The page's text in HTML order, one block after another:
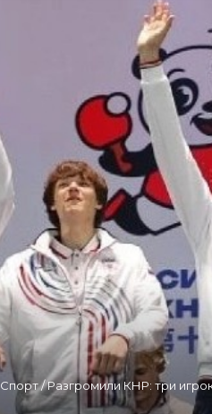
Спорт/Разгромили КНР: три